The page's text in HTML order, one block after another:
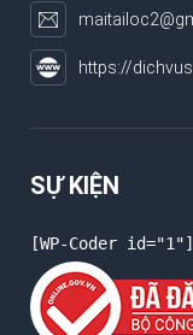
https://
SỰ KIỆN
[WP-Coder id="1"]